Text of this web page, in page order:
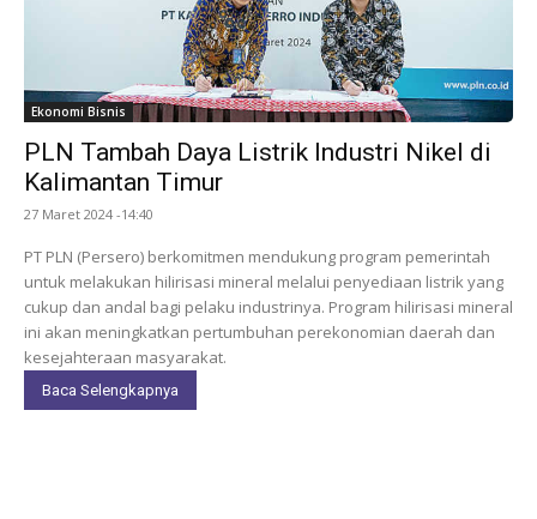
Ekonomi Bisnis
PLN Tambah Daya Listrik Industri Nikel di
Kalimantan Timur
27 Maret 2024 -14:40
PT PLN (Persero) berkomitmen mendukung program pemerintah
untuk melakukan hilirisasi mineral melalui penyediaan listrik yang
cukup dan andal bagi pelaku industrinya. Program hilirisasi mineral
ini akan meningkatkan pertumbuhan perekonomian daerah dan
kesejahteraan masyarakat.
Baca Selengkapnya